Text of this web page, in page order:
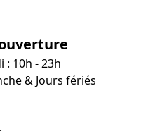
: 10h - 23h
& Jours fériés